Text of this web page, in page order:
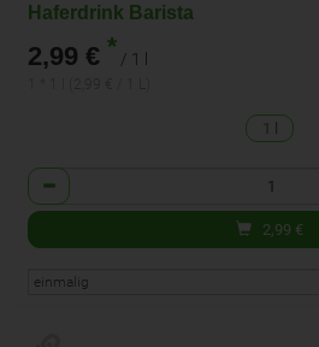
Haferdrink Barista
2,99 € * / 1 l
1 l
Anzahl
2,99 €